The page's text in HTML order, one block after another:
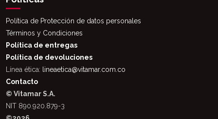
Política de Protección de datos personales
Términos y Condiciones
Política de entregas
Política de devoluciones
Línea ética:
lineaetica@vitamar.com.co
Contacto
© Vitamar S.A.
NIT 890.920.879-3